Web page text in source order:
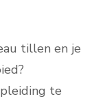
tillen en je
te